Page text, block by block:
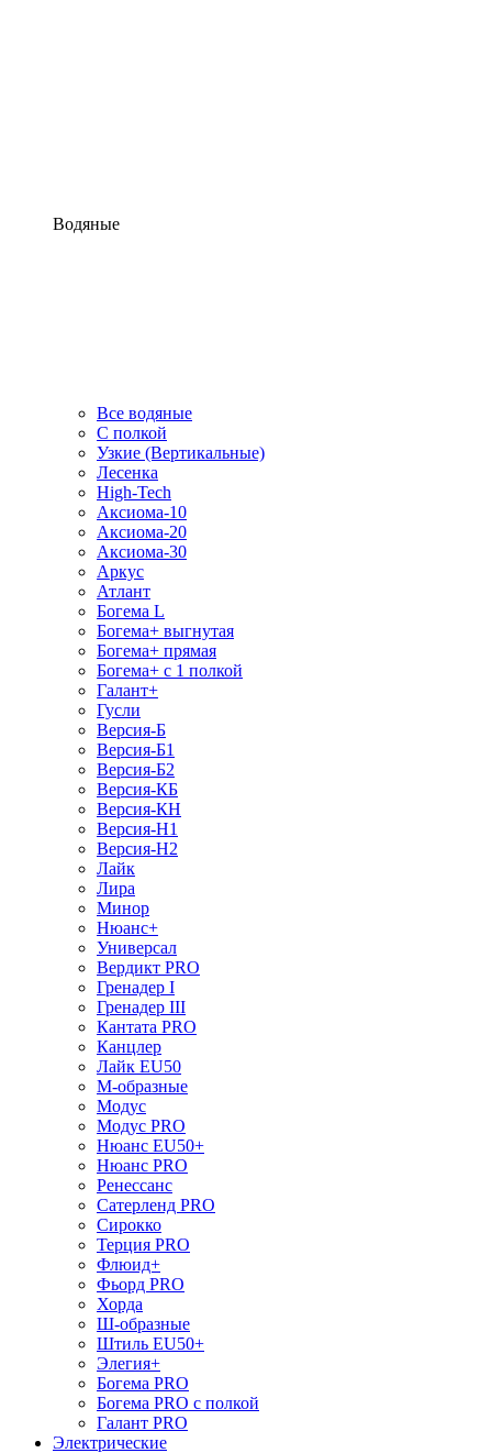
Водяные
Все водяные
С полкой
Узкие (Вертикальные)
Лесенка
High-Tech
Аксиома-10
Аксиома-20
Аксиома-30
Аркус
Атлант
Богема L
Богема+ выгнутая
Богема+ прямая
Богема+ с 1 полкой
Галант+
Гусли
Версия-Б
Версия-Б1
Версия-Б2
Версия-КБ
Версия-КН
Версия-Н1
Версия-Н2
Лайк
Лира
Минор
Нюанс+
Универсал
Вердикт PRO
Гренадер I
Гренадер III
Кантата PRO
Канцлер
Лайк EU50
М-образные
Модус
Модус PRO
Нюанс EU50+
Нюанс PRO
Ренессанс
Сатерленд PRO
Сирокко
Терция PRO
Флюид+
Фьорд PRO
Хорда
Ш-образные
Штиль EU50+
Элегия+
Богема PRO
Богема PRO с полкой
Галант PRO
Электрические